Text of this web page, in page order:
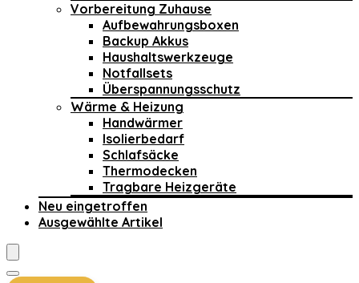
Vorbereitung Zuhause
Aufbewahrungsboxen
Backup Akkus
Haushaltswerkzeuge
Notfallsets
Überspannungsschutz
Wärme & Heizung
Handwärmer
Isolierbedarf
Schlafsäcke
Thermodecken
Tragbare Heizgeräte
Neu eingetroffen
Ausgewählte Artikel